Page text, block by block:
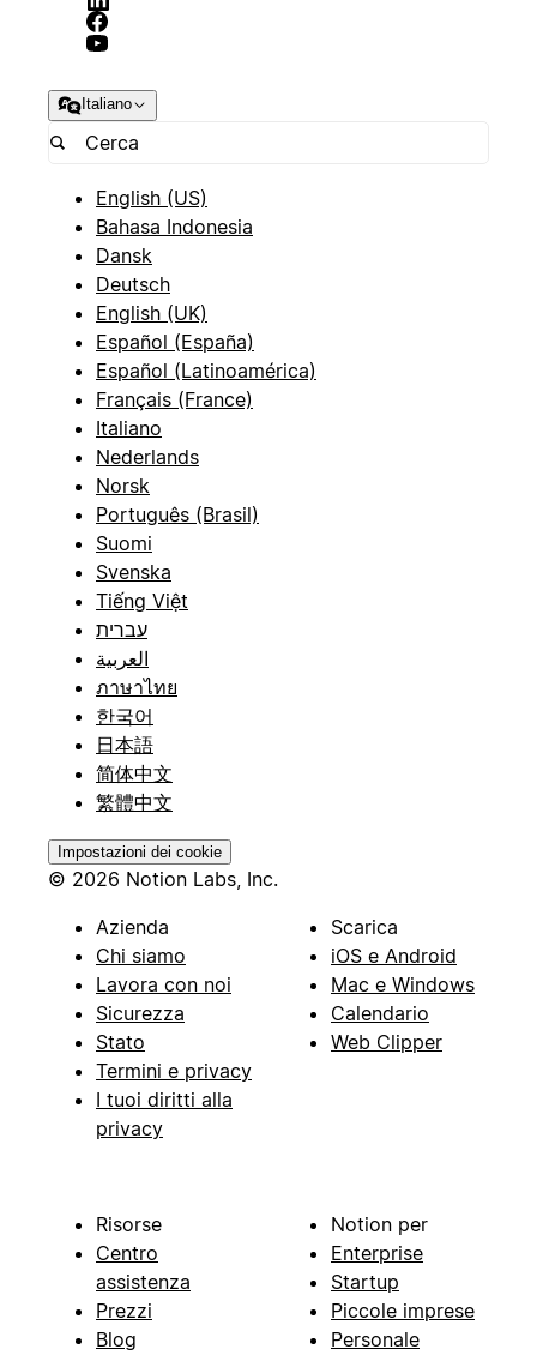
Italiano
English (US)
Bahasa Indonesia
Dansk
Deutsch
English (UK)
Español (España)
Español (Latinoamérica)
Français (France)
Italiano
Nederlands
Norsk
Português (Brasil)
Suomi
Svenska
Tiếng Việt
עברית
العربية
ภาษาไทย
한국어
日本語
简体中文
繁體中文
Impostazioni dei cookie
© 2026 Notion Labs, Inc.
Azienda
Chi siamo
Lavora con noi
Sicurezza
Stato
Termini e privacy
I tuoi diritti alla
privacy
Scarica
iOS e Android
Mac e Windows
Calendario
Web Clipper
Risorse
Centro
assistenza
Prezzi
Blog
Notion per
Enterprise
Startup
Piccole imprese
Personale